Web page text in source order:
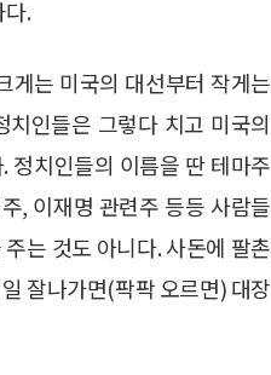
다.
게는 미국의 대선부터 작게는
인들은 그렇다 치고 미국의
정치인들의 이름을 딴 테마주
, 이재명 관련주 등등 사람들
는 것도 아니다. 사돈에 팔촌
잘나가면(팍팍 오르면) 대장